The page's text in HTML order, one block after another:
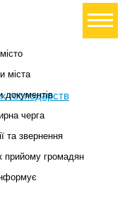
господарств
міста
документів
черга
та звернення
прийому громадян